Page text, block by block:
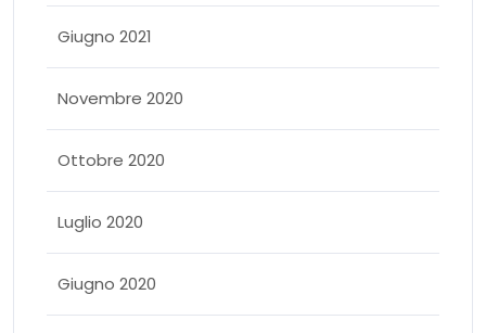
Giugno 2021
Novembre 2020
Ottobre 2020
Luglio 2020
Giugno 2020